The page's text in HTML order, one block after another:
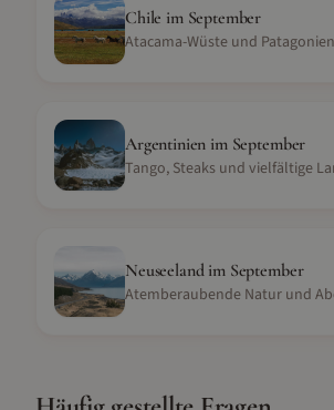
Chile im September
Atacama-Wüste und
Argentinien im September
Tango, Steaks und vielfältige
Neuseelandim September